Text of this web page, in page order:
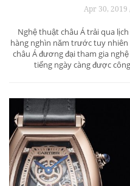
Apr 30, 2019
Nghệ thuật châu Á trải qua
hàng nghìn năm trước tuy nhiên
châu Á đương đại tham gia
tiếng ngày càng được